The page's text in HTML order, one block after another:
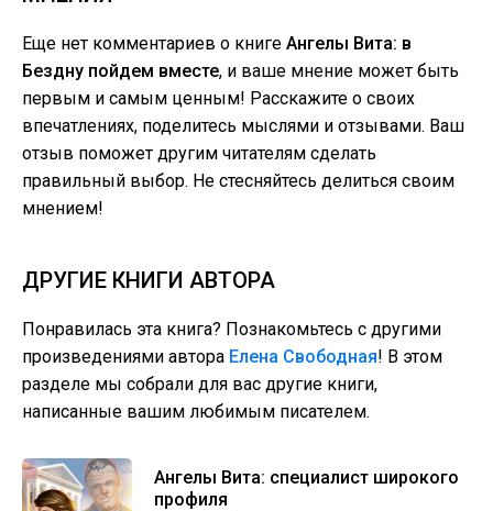
Еще нет комментариев о книге Ангелы Вита: в
Бездну пойдем вместе, и ваше мнение может быть
первым и самым ценным! Расскажите о своих
впечатлениях, поделитесь мыслями и отзывами. Ваш
отзыв поможет другим читателям сделать
правильный выбор. Не стесняйтесь делиться своим
мнением!
ДРУГИЕ КНИГИ АВТОРА
Понравилась эта книга? Познакомьтесь с другими
произведениями автора Елена Свободная! В этом
разделе мы собрали для вас другие книги,
написанные вашим любимым писателем.
Ангелы Вита: специалист широкого
профиля